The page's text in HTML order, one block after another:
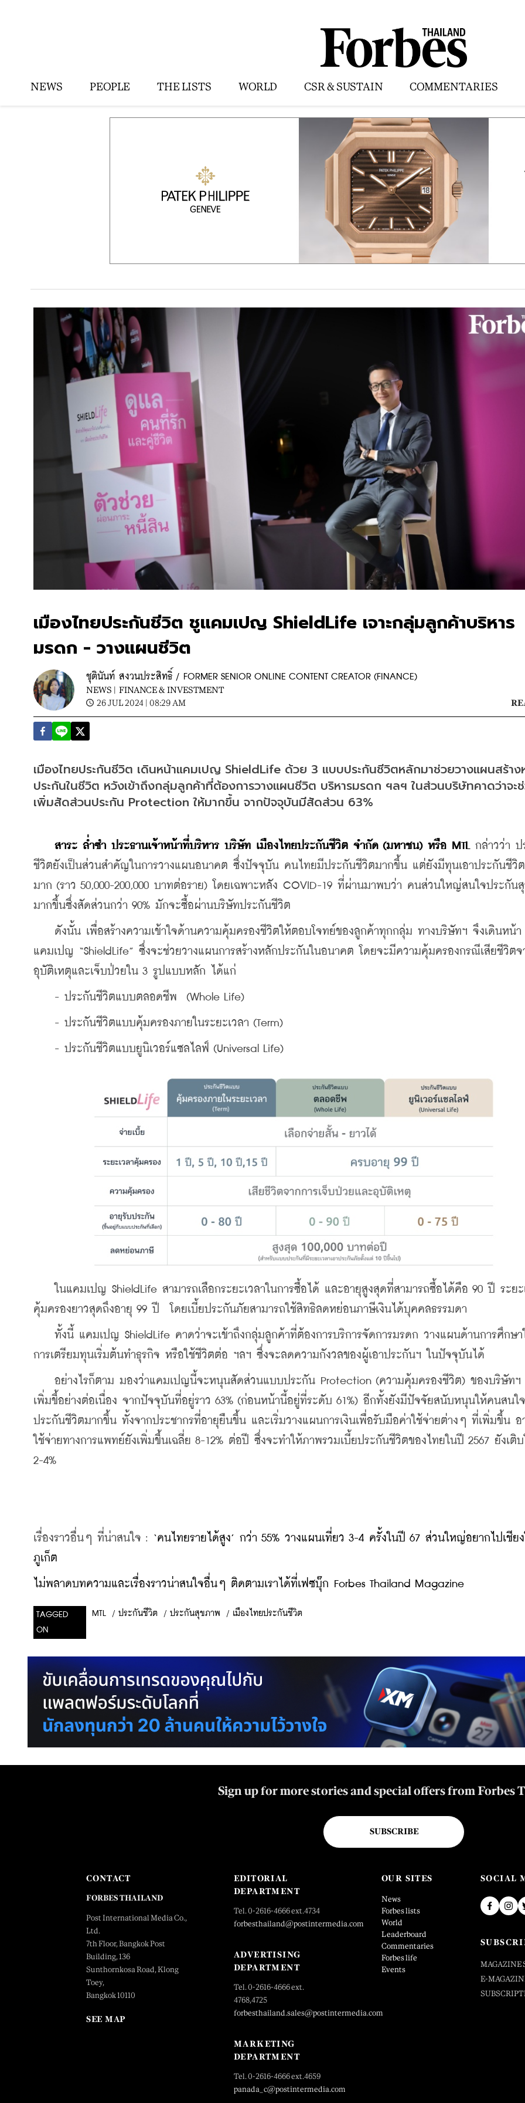
NEWS PEOPLE THE LISTS WORLD CSR & SUSTAIN COMMENTARIES
เมืองไทยประกันชีวิต ชูแคมเปญ ShieldLife เจาะกลุ่มลูกค้าบริหาร
มรดก - วางแผนชีวิต
ชุตินันท์ สงวนประสิทธิ์ / FORMER SENIOR ONLINE CONTENT CREATOR (FINANCE)
NEWS | FINANCE & INVESTMENT
26 JUL 2024 | 08:29 AM
เมืองไทยประกันชีวิต เดินหน้าแคมเปญ ShieldLife ด้วย 3 แบบประกันชีวิตหลักมาช่วยวางแผนสร้า
ประกันในชีวิต หวังเข้าถึงกลุ่มลูกค้าที่ต้องการวางแผนชีวิต บริหารมรดก ฯลฯ ในส่วนบริษัทคาดว่าจะ
เพิ่มสัดส่วนประกัน Protection ให้มากขึ้น จากปัจจุบันมีสัดส่วน 63%
สาระ ล่ำซำ ประธานเจ้าหน้าที่บริหาร บริษัท เมืองไทยประกันชีวิต จำกัด (มหาชน) หรือ MTL กล่าวว่า ป
ชีวิตยังเป็นส่วนสำคัญในการวางแผนอนาคต ซึ่งปัจจุบัน คนไทยมีประกันชีวิตมากขึ้น แต่ยังมีทุนเอาประกันชีวิ
มาก (ราว 50,000-200,000 บาทต่อราย) โดยเฉพาะหลัง COVID-19 ที่ผ่านมาพบว่า คนส่วนใหญ่สนใจประกัน
มากขึ้นซึ่งสัดส่วนกว่า 90% มักจะซื้อผ่านบริษัทประกันชีวิต
ดังนั้น เพื่อสร้างความเข้าใจด้านความคุ้มครองชีวิตให้ตอบโจทย์ของลูกค้าทุกกลุ่ม ทางบริษัทฯ จึงเดินหน้า
แคมเปญ “ShieldLife” ซึ่งจะช่วยวางแผนการสร้างหลักประกันในอนาคต โดยจะมีความคุ้มครองกรณีเสียชีวิตจ
อุบัติเหตุและเจ็บป่วยใน 3 รูปแบบหลัก ได้แก่
- ประกันชีวิตแบบตลอดชีพ  (Whole Life)
- ประกันชีวิตแบบคุ้มครองภายในระยะเวลา (Term)
- ประกันชีวิตแบบยูนิเวอร์แซลไลฟ์ (Universal Life)
ในแคมเปญ ShieldLife สามารถเลือกระยะเวลาในการซื้อได้ และอายุสูงสุดที่สามารถซื้อได้คือ 90 ปี ระยะ
คุ้มครองยาวสุดถึงอายุ 99 ปี  โดยเบี้ยประกันภัยสามารถใช้สิทธิลดหย่อนภาษีเงินได้บุคคลธรรมดา
ทั้งนี้ แคมเปญ ShieldLife คาดว่าจะเข้าถึงกลุ่มลูกค้าที่ต้องการบริการจัดการมรดก วางแผนด้านการศึกษา
การเตรียมทุนเริ่มต้นทำธุรกิจ หรือใช้ชีวิตต่อ ฯลฯ ซึ่งจะลดความกังวลของผู้เอาประกันฯ ในปัจจุบันได้
อย่างไรก็ตาม มองว่าแคมเปญนี้จะหนุนสัดส่วนแบบประกัน Protection (ความคุ้มครองชีวิต) ของบริษัทฯ
เพิ่มขึ้อย่างต่อเนื่อง จากปัจจุบันที่อยู่ราว 63% (ก่อนหน้านี้อยู่ที่ระดับ 61%) อีกทั้งยังมีปัจจัยสนับหนุนให้คนสนใ
ประกันชีวิตมากขึ้น ทั้งจากประชากรที่อายุยืนขึ้น และเริ่มวางแผนการเงินเพื่อรับมือค่าใช้จ่ายต่างๆ ที่เพิ่มขึ้น
ใช้จ่ายทางการแพทย์ยังเพิ่มขึ้นเฉลี่ย 8-12% ต่อปี ซึ่งจะทำให้ภาพรวมเบี้ยประกันชีวิตของไทยในปี 2567 ยังเติ
2-4%
เรื่องราวอื่นๆ ที่น่าสนใจ : ‘คนไทยรายได้สูง’ กว่า 55% วางแผนเที่ยว 3-4 ครั้งในปี 67 ส่วนใหญ่อยากไปเชีย
ภูเก็ต
ไม่พลาดบทความและเรื่องราวน่าสนใจอื่นๆ ติดตามเราได้ที่เฟซบุ๊ก Forbes Thailand Magazine
TAGGED
ON
MTL / ประกันชีวิต / ประกันสุขภาพ / เมืองไทยประกันชีวิต
Sign up for more stories and special offers from Forbes
SUBSCRIBE
CONTACT
FORBES THAILAND
Post International Media Co.,
Ltd.
7th Floor, Bangkok Post
Building, 136
Sunthornkosa Road, Klong
Toey,
Bangkok 10110
SEE MAP
EDITORIAL
DEPARTMENT
Tel. 0-2616-4666 ext.4734
forbesthailand@postintermedia.com
ADVERTISING
DEPARTMENT
Tel. 0-2616-4666 ext.
4768,4725
forbesthailand.sales@postintermedia.com
MARKETING
DEPARTMENT
Tel. 0-2616-4666 ext.4659
panada_c@postintermedia.com
OUR SITES
News
Forbes lists
World
Leaderboard
Commentaries
Forbes life
Events
SOCIAL
MAGAZINE
E-